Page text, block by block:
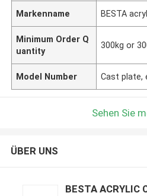
Markenname BESTA
Minimum Order Q
uantity
300kg or
Model Number Cast plate,
Sehen Sie
ÜBER UNS
BESTA ACRYLIC